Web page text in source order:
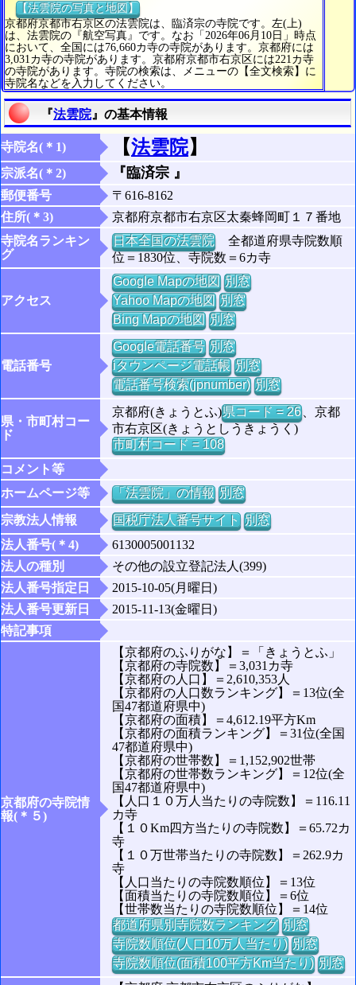
【法雲院の写真と地図】
京都府京都市右京区の法雲院は、臨済宗の寺院です。左(上)
は、法雲院の『航空写真』です。なお「2026年06月10日」時点
において、全国には76,660カ寺の寺院があります。京都府には
3,031カ寺の寺院があります。京都府京都市右京区には221カ寺
の寺院があります。寺院の検索は、メニューの【全文検索】に
寺院名などを入力してください。
『法雲院』の基本情報
寺院名(＊1) 【法雲院】
宗派名(＊2) 『臨済宗 』
郵便番号
〒616-8162
住所(＊3)
京都府京都市右京区太秦蜂岡町１７番地
寺院名ランキン
グ
日本全国の法雲院全都道府県寺院数順
位＝1830位、寺院数＝6カ寺
アクセス
Google Mapの地図 別窓
Yahoo Mapの地図 別窓
Bing Mapの地図 別窓
電話番号
Google電話番号 別窓
iタウンページ電話帳 別窓
電話番号検索(jpnumber) 別窓
県・市町村コー
ド
京都府(きょうとふ)県コード = 26、京都
市右京区(きょうとしうきょうく)
市町村コード = 108
コメント等
ホームページ等
「法雲院」の情報 別窓
宗教法人情報
国税庁法人番号サイト 別窓
法人番号(＊4)
6130005001132
法人の種別
その他の設立登記法人(399)
法人番号指定日
2015-10-05(月曜日)
法人番号更新日
2015-11-13(金曜日)
特記事項
京都府の寺院情
報(＊５)
【京都府のふりがな】＝「きょうとふ」
【京都府の寺院数】＝3,031カ寺
【京都府の人口】＝2,610,353人
【京都府の人口数ランキング】＝13位(全
国47都道府県中)
【京都府の面積】＝4,612.19平方Km
【京都府の面積ランキング】＝31位(全国
47都道府県中)
【京都府の世帯数】＝1,152,902世帯
【京都府の世帯数ランキング】＝12位(全
国47都道府県中)
【人口１０万人当たりの寺院数】＝116.11
カ寺
【１０Km四方当たりの寺院数】＝65.72カ
寺
【１０万世帯当たりの寺院数】＝262.9カ
寺
【人口当たりの寺院数順位】＝13位
【面積当たりの寺院数順位】＝6位
【世帯数当たりの寺院数順位】＝14位
都道府県別寺院数ランキング 別窓
寺院数順位(人口10万人当たり) 別窓
寺院数順位(面積100平方Km当たり) 別窓